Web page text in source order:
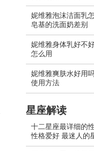
妮维雅泡沫洁面乳
皂基的洗面奶差别
妮维雅身体乳好不
怎么用
妮维雅爽肤水好用
使用方法
星座解读
十二星座最详细的
性格爱好 最迷人的